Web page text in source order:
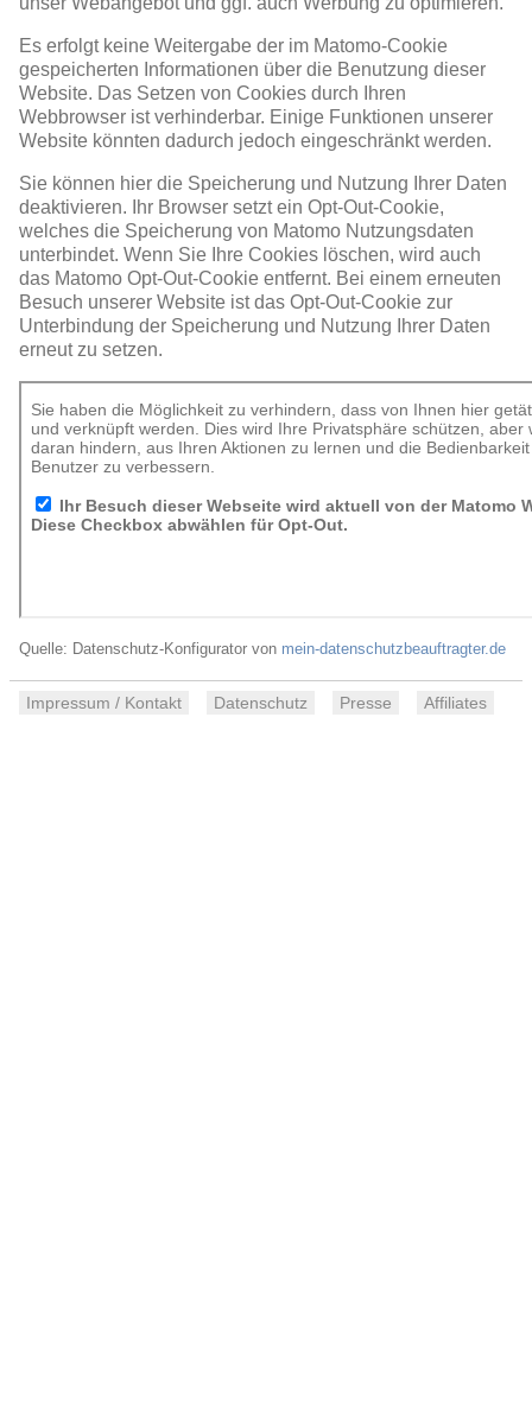
Es erfolgt keine Weitergabe der im Matomo-Cookie
gespeicherten Informationen über die Benutzung dieser
Website. Das Setzen von Cookies durch Ihren
Webbrowser ist verhinderbar. Einige Funktionen unserer
Website könnten dadurch jedoch eingeschränkt werden.
Sie können hier die Speicherung und Nutzung Ihrer Daten
deaktivieren. Ihr Browser setzt ein Opt-Out-Cookie,
welches die Speicherung von Matomo Nutzungsdaten
unterbindet. Wenn Sie Ihre Cookies löschen, wird auch
das Matomo Opt-Out-Cookie entfernt. Bei einem erneuten
Besuch unserer Website ist das Opt-Out-Cookie zur
Unterbindung der Speicherung und Nutzung Ihrer Daten
erneut zu setzen.
Quelle: Datenschutz-Konfigurator von mein-datenschutzbeauftragter.de
Impressum / Kontakt Datenschutz Presse Affiliates